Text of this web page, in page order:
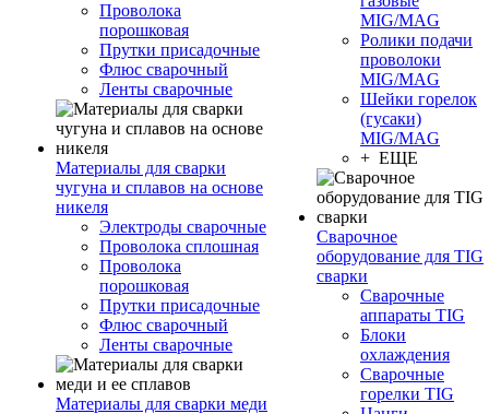
Проволока
порошковая
Прутки присадочные
Флюс сварочный
Ленты сварочные
Материалы для сварки
чугуна и сплавов на основе
никеля
Электроды сварочные
Проволока сплошная
Проволока
порошковая
Прутки присадочные
Флюс сварочный
Ленты сварочные
Материалы для сварки меди
MIG/MAG
Ролики подачи
проволоки
MIG/MAG
Шейки горелок
(гусаки)
MIG/MAG
+ ЕЩЕ
Сварочное
оборудование для TIG
сварки
Сварочные
аппараты TIG
Блоки
охлаждения
Сварочные
горелки TIG